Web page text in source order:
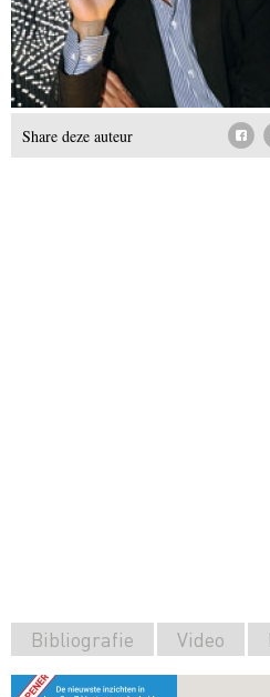
Share deze auteur
Bibliografie Video